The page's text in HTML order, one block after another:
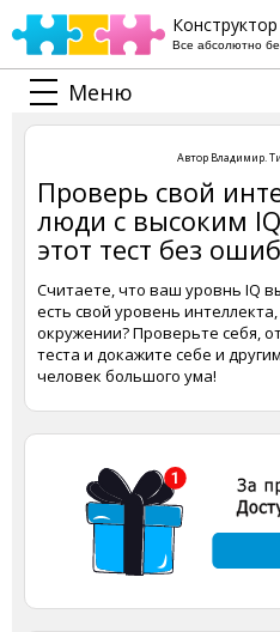
Все абсолютно
Меню
Автор Владимир.
Проверь свой
люди с высоким
этот тест без
Считаете, что ваш уровнь IQ
есть свой уровень
окружении? Проверьте себя,
теста и докажите себе и
человек большого ума!